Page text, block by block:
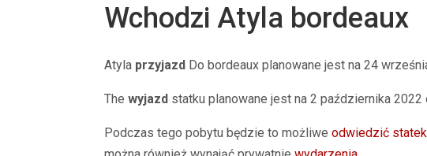
Wchodzi Atyla bordeaux
Atyla przyjazd Do bordeaux planowane jest na 24
The wyjazd statku planowane jest na 2 października 2022
Podczas tego pobytu będzie to możliwe odwiedzić statek